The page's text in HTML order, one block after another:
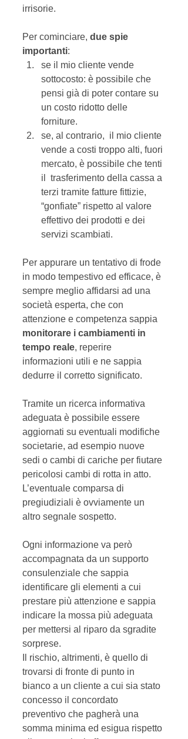
irrisorie.
Per cominciare, due spie
importanti:
se il mio cliente vende
sottocosto: è possibile che
pensi già di poter contare su
un costo ridotto delle
forniture.
se, al contrario,  il mio cliente
vende a costi troppo alti, fuori
mercato, è possibile che tenti
il  trasferimento della cassa a
terzi tramite fatture fittizie,
“gonfiate” rispetto al valore
effettivo dei prodotti e dei
servizi scambiati.
Per appurare un tentativo di frode
in modo tempestivo ed efficace, è
sempre meglio affidarsi ad una
società esperta, che con
attenzione e competenza sappia
monitorare i cambiamenti in
tempo reale, reperire
informazioni utili e ne sappia
dedurre il corretto significato.
Tramite un ricerca informativa
adeguata è possibile essere
aggiornati su eventuali modifiche
societarie, ad esempio nuove
sedi o cambi di cariche per fiutare
pericolosi cambi di rotta in atto.
L’eventuale comparsa di
pregiudiziali è ovviamente un
altro segnale sospetto.
Ogni informazione va però
accompagnata da un supporto
consulenziale che sappia
identificare gli elementi a cui
prestare più attenzione e sappia
indicare la mossa più adeguata
per mettersi al riparo da sgradite
sorprese.
Il rischio, altrimenti, è quello di
trovarsi di fronte di punto in
bianco a un cliente a cui sia stato
concesso il concordato
preventivo che pagherà una
somma minima ed esigua rispetto